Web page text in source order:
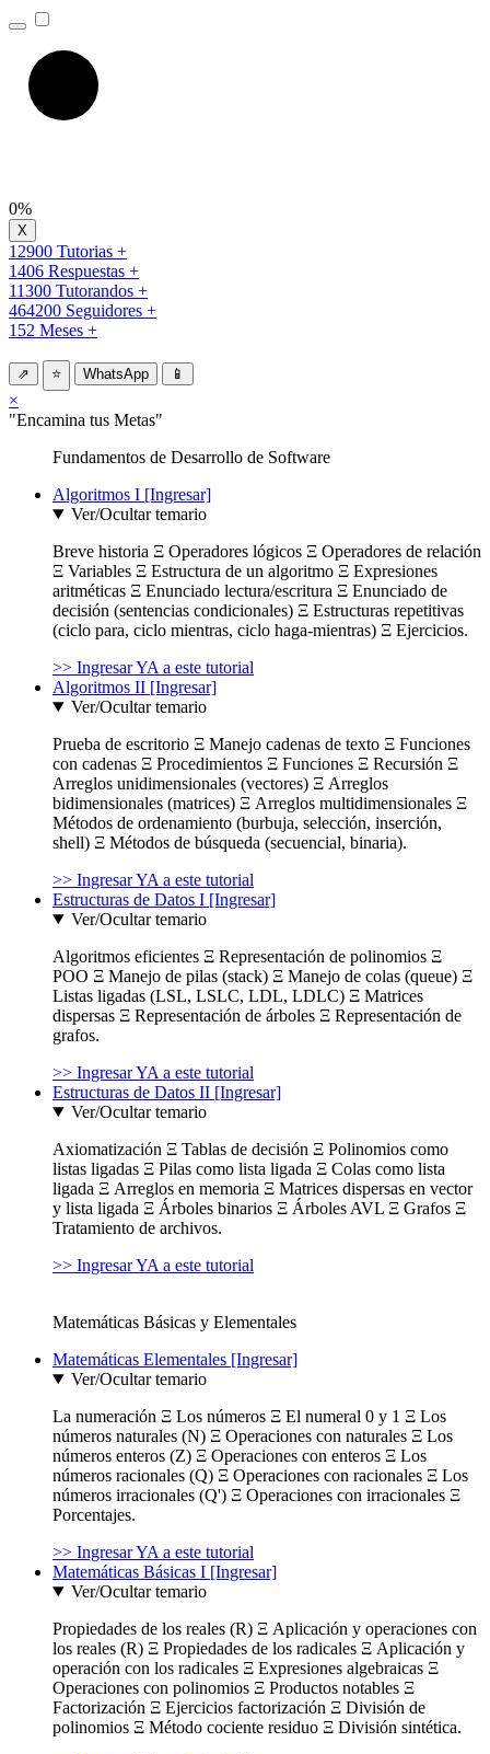
0%
12900 Tutorias +
1406 Respuestas +
11300 Tutorandos +
464200 Seguidores +
152 Meses +
⇗ ⭐ WhatsApp 📱
×
"Encamina tus Metas"
Fundamentos de Desarrollo de Software
Algoritmos I [Ingresar]
Ver/Ocultar temario
Breve historia Ξ Operadores lógicos Ξ Operadores de relación
Ξ Variables Ξ Estructura de un algoritmo Ξ Expresiones
aritméticas Ξ Enunciado lectura/escritura Ξ Enunciado de
decisión (sentencias condicionales) Ξ Estructuras repetitivas
(ciclo para, ciclo mientras, ciclo haga-mientras) Ξ Ejercicios.
>> Ingresar YA a este tutorial
Algoritmos II [Ingresar]
Ver/Ocultar temario
Prueba de escritorio Ξ Manejo cadenas de texto Ξ Funciones
con cadenas Ξ Procedimientos Ξ Funciones Ξ Recursión Ξ
Arreglos unidimensionales (vectores) Ξ Arreglos
bidimensionales (matrices) Ξ Arreglos multidimensionales Ξ
Métodos de ordenamiento (burbuja, selección, inserción,
shell) Ξ Métodos de búsqueda (secuencial, binaria).
>> Ingresar YA a este tutorial
Estructuras de Datos I [Ingresar]
Ver/Ocultar temario
Algoritmos eficientes Ξ Representación de polinomios Ξ
POO Ξ Manejo de pilas (stack) Ξ Manejo de colas (queue) Ξ
Listas ligadas (LSL, LSLC, LDL, LDLC) Ξ Matrices
dispersas Ξ Representación de árboles Ξ Representación de
grafos.
>> Ingresar YA a este tutorial
Estructuras de Datos II [Ingresar]
Ver/Ocultar temario
Axiomatización Ξ Tablas de decisión Ξ Polinomios como
listas ligadas Ξ Pilas como lista ligada Ξ Colas como lista
ligada Ξ Arreglos en memoria Ξ Matrices dispersas en vector
y lista ligada Ξ Árboles binarios Ξ Árboles AVL Ξ Grafos Ξ
Tratamiento de archivos.
>> Ingresar YA a este tutorial
Matemáticas Básicas y Elementales
Matemáticas Elementales [Ingresar]
Ver/Ocultar temario
La numeración Ξ Los números Ξ El numeral 0 y 1 Ξ Los
números naturales (N) Ξ Operaciones con naturales Ξ Los
números enteros (Z) Ξ Operaciones con enteros Ξ Los
números racionales (Q) Ξ Operaciones con racionales Ξ Los
números irracionales (Q') Ξ Operaciones con irracionales Ξ
Porcentajes.
>> Ingresar YA a este tutorial
Matemáticas Básicas I [Ingresar]
Ver/Ocultar temario
Propiedades de los reales (R) Ξ Aplicación y operaciones con
los reales (R) Ξ Propiedades de los radicales Ξ Aplicación y
operación con los radicales Ξ Expresiones algebraicas Ξ
Operaciones con polinomios Ξ Productos notables Ξ
Factorización Ξ Ejercicios factorización Ξ División de
polinomios Ξ Método cociente residuo Ξ División sintética.